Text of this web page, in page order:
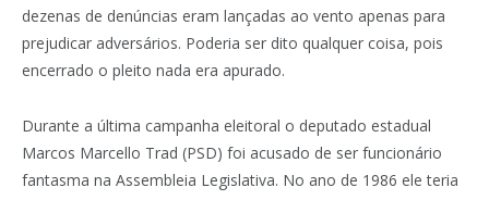
dezenas de denúncias eram lançadas ao vento apenas para
prejudicar adversários. Poderia ser dito qualquer coisa, pois
encerrado o pleito nada era apurado.
Durante a última campanha eleitoral o deputado estadual
Marcos Marcello Trad (PSD) foi acusado de ser funcionário
fantasma na Assembleia Legislativa. No ano de 1986 ele teria